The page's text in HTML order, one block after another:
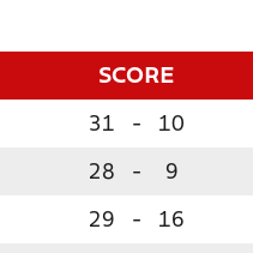
SCORE
31 - 10
28 - 9
29 - 16